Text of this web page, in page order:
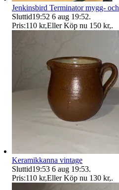
Jenkinsbird Terminator mygg-
Sluttid19:52 6 aug 19:52.
Pris:110 kr,Eller Köp nu 150 kr,.
Keramikkanna vintage
Sluttid19:53 6 aug 19:53.
Pris:110 kr,Eller Köp nu 130 kr,.